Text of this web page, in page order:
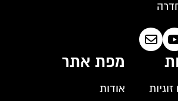
מפת אתר
אודות